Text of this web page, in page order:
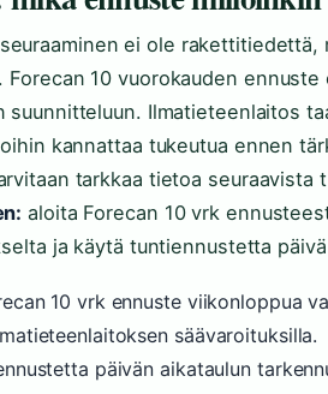
ei ole
Forecan 10 vuorokauden
suunnitteluun. Ilmatieteenlaitos
kannattaa tukeutua ennen
tarkkaa tietoa seuraavista
aloita Forecan 10 vrk
ja käytä tuntiennustetta
10 vrk ennuste viikonloppua
säävaroituksilla.
päivän aikataulun